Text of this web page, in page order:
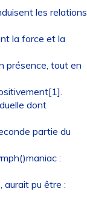
les relations
la force et la
présence, tout en
dont
partie du
:
pu être :